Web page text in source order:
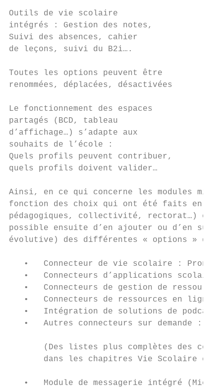
Outils de vie scolaire
intégrés : Gestion des notes,
Suivi des absences, cahier
de leçons, suivi du B2i….
Toutes les options peuvent être
renommées, déplacées, désactivées
Le fonctionnement des espaces
partagés (BCD, tableau
d’affichage…) s’adapte aux
souhaits de l’école :
Quels profils peuvent contribuer,
quels profils doivent valider…
Ainsi, en ce qui concerne les modules
fonction des choix qui ont été faits en
pédagogiques, collectivité, rectorat…) et
possible ensuite d’en ajouter ou d’en
évolutive) des différentes « options » qui
•   Connecteur de vie scolaire :
•   Connecteurs d’applications
•   Connecteurs de gestion de
•   Connecteurs de ressources en ligne
•   Intégration de solutions de
•   Autres connecteurs sur demande :
(Des listes plus complètes des
dans les chapitres Vie Scolaire et
•   Module de messagerie intégré